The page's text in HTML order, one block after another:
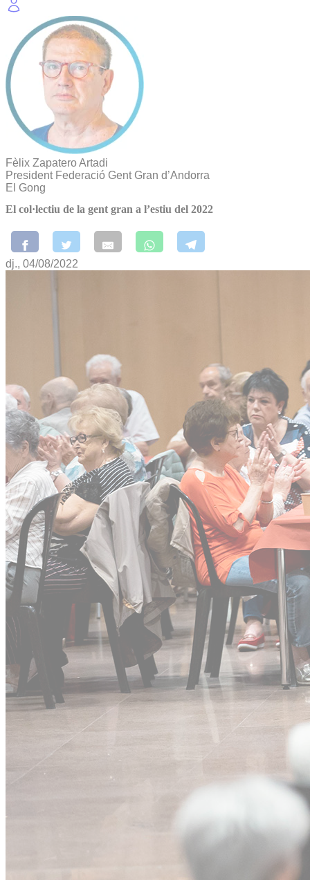
Fèlix Zapatero Artadi
President Federació Gent Gran d’Andorra
El Gong
El col·lectiu de la gent gran a l’estiu del 2022
dj., 04/08/2022